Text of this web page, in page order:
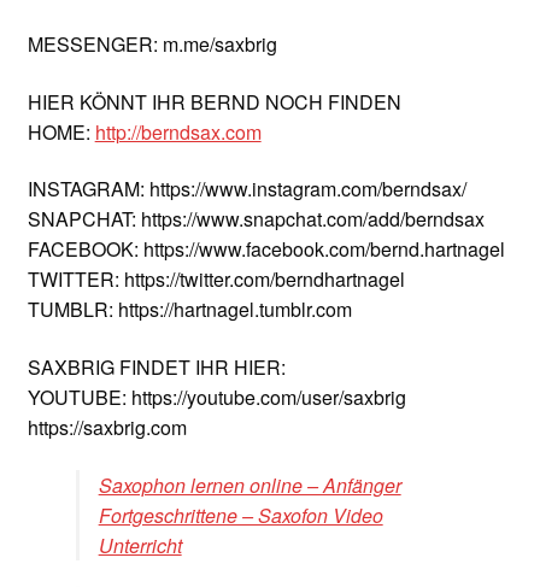
MESSENGER: m.me/saxbrig
HIER KÖNNT IHR BERND NOCH FINDEN
HOME: http://berndsax.com
INSTAGRAM: https://www.instagram.com/berndsax/
SNAPCHAT: https://www.snapchat.com/add/berndsax
FACEBOOK: https://www.facebook.com/bernd.hartnagel
TWITTER: https://twitter.com/berndhartnagel
TUMBLR: https://hartnagel.tumblr.com
SAXBRIG FINDET IHR HIER:
YOUTUBE: https://youtube.com/user/saxbrig
https://saxbrig.com
Saxophon lernen online – Anfänger
Fortgeschrittene – Saxofon Video
Unterricht